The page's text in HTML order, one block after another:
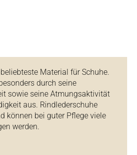
Material für Schuhe.
durch seine
sowie seine Atmungsaktivität
aus. Rindlederschuhe
können bei guter Pflege viele
werden.